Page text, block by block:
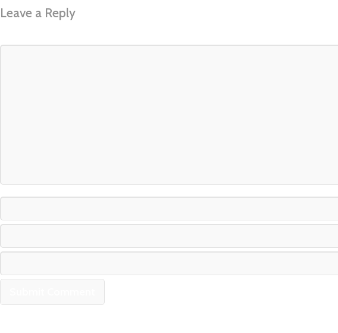
Leave a Reply